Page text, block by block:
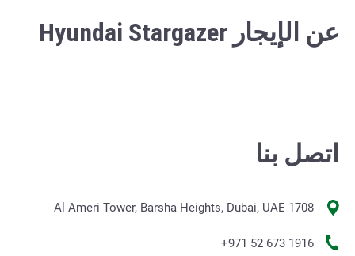
عن الإيجار Hyundai Stargazer
اتصل بنا
1708 Al Ameri Tower, Barsha Heights, Dubai, UAE
+971 52 673 1916